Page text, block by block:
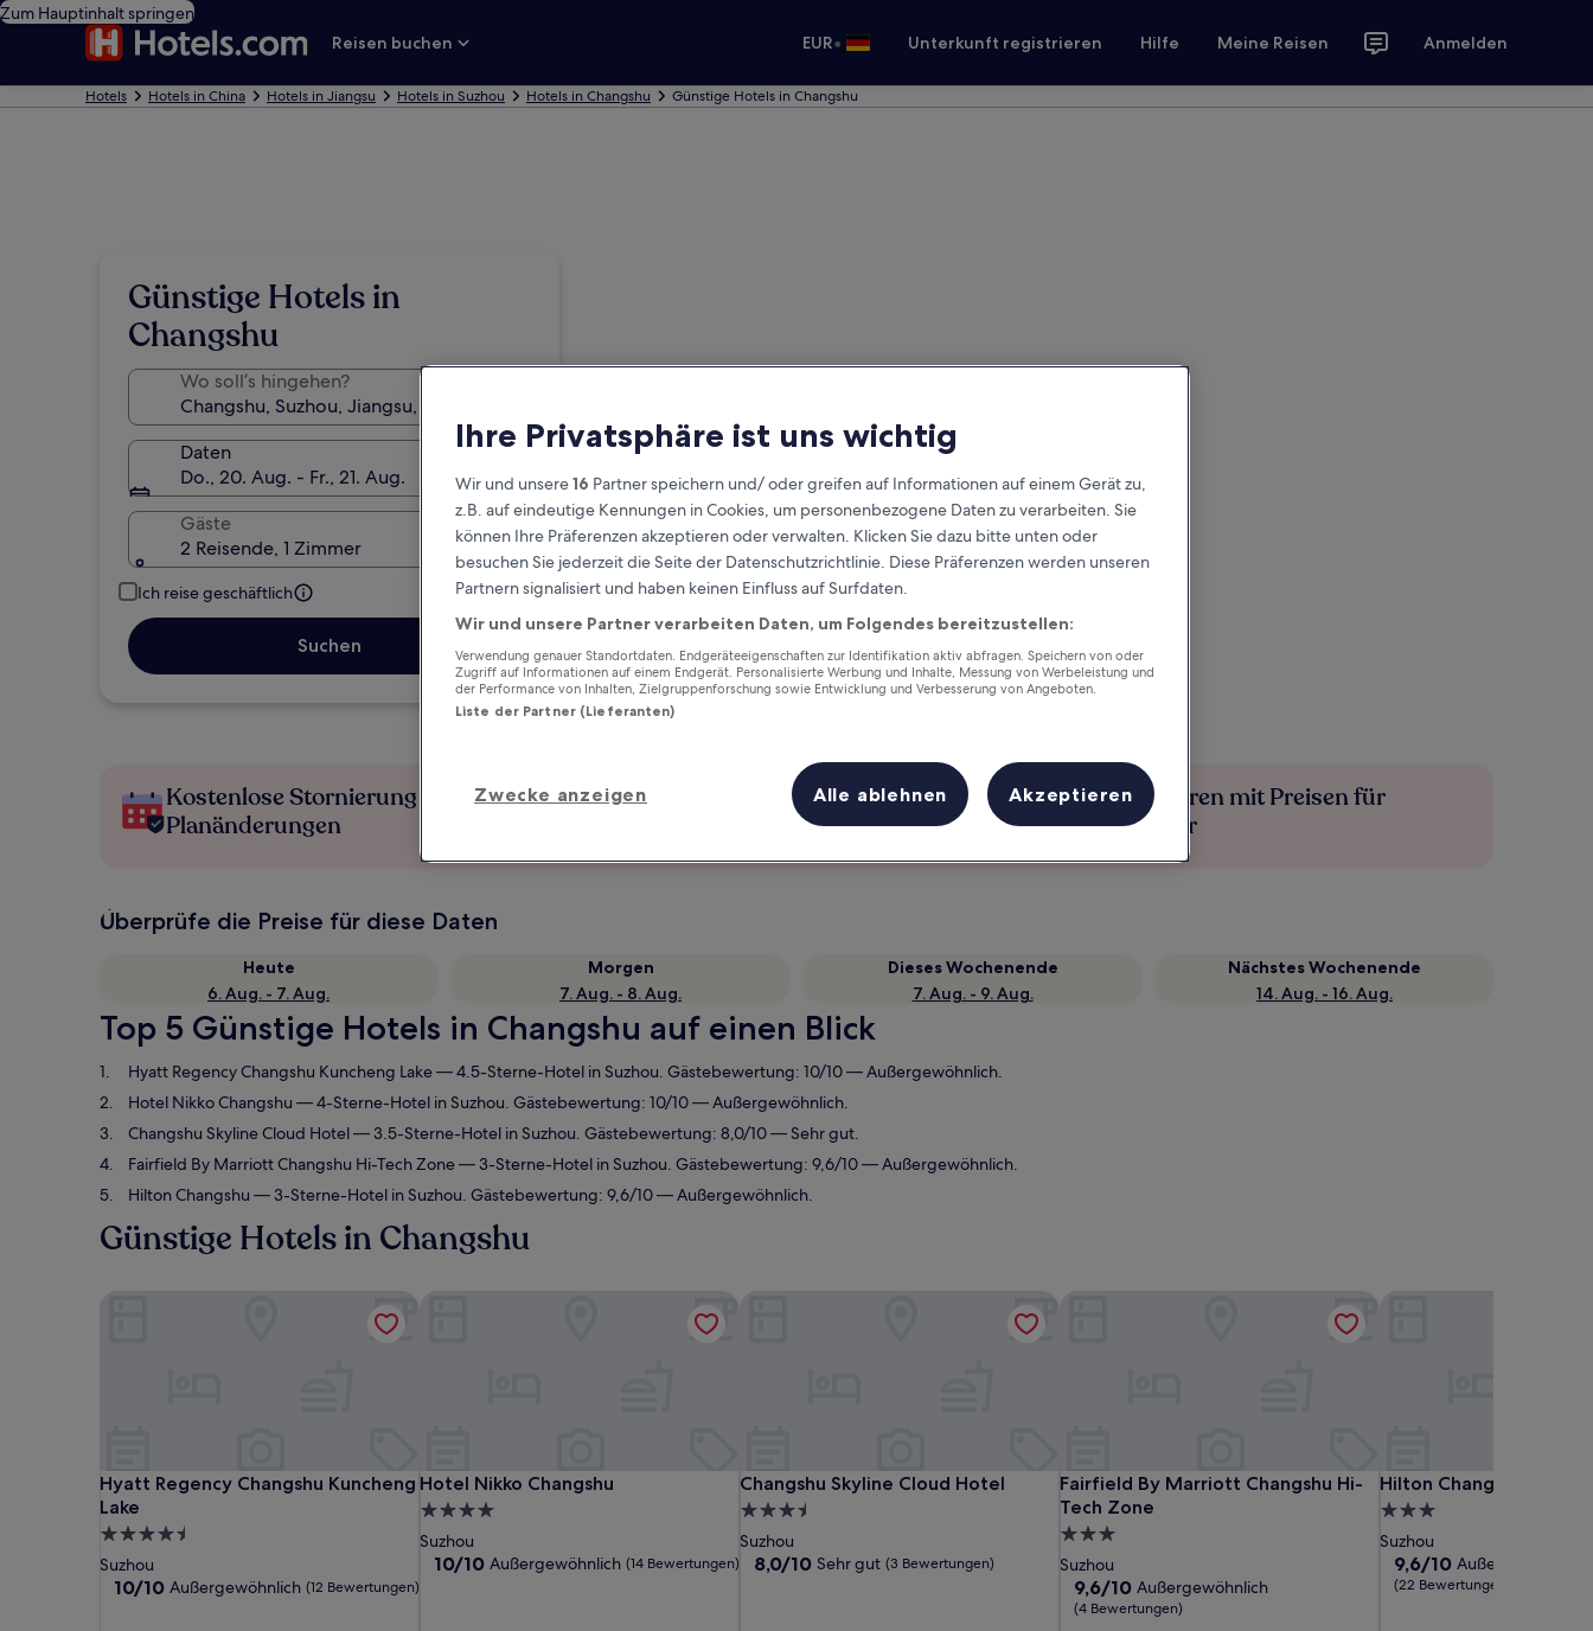
Zum Hauptinhalt springen
Reisen buchen
EUR• Unterkunft registrieren Hilfe Meine Reisen Anmelden
Hotels Hotels in China Hotels in Jiangsu Hotels in Suzhou Hotels in Changshu Günstige Hotels in Changshu
Günstige Hotels in
Changshu
Wo soll’s hingehen?
Daten
Do., 20. Aug. - Fr., 21. Aug.
Gäste
2 Reisende, 1 Zimmer
Ich reise geschäftlich
Suchen
Kostenlose Stornierung bei
Planänderungen
Verdiene Prämien für jede
wahrgenommene Übernachtung
Mehr sparen mit Preisen für
Mitglieder
Überprüfe die Preise für diese Daten
Heute
6. Aug. - 7. Aug.
Morgen
7. Aug. - 8. Aug.
Dieses Wochenende
7. Aug. - 9. Aug.
Nächstes Wochenende
14. Aug. - 16. Aug.
Top 5 Günstige Hotels in Changshu auf einen Blick
Hyatt Regency Changshu Kuncheng Lake— 4.5-Sterne-Hotel in Suzhou. Gästebewertung: 10/10 — Außergewöhnlich.
Hotel Nikko Changshu — 4-Sterne-Hotel in Suzhou. Gästebewertung: 10/10 — Außergewöhnlich.
Changshu Skyline Cloud Hotel— 3.5-Sterne-Hotel in Suzhou. Gästebewertung: 8,0/10 — Sehr gut.
Fairfield By Marriott Changshu Hi-Tech Zone— 3-Sterne-Hotel in Suzhou. Gästebewertung: 9,6/10 — Außergewöhnlich.
Hilton Changshu — 3-Sterne-Hotel in Suzhou. Gästebewertung: 9,6/10 — Außergewöhnlich.
Günstige Hotels in Changshu
Hyatt Regency Changshu Kuncheng
Lake
Hyatt Regency Changshu Kuncheng Lake
4.5-
Sterne-
Unterkunft
Suzhou
10.0
10/10 Außergewöhnlich (12 Bewertungen)
Hyatt Regency Changshu Kuncheng Lake
Hotel Nikko Changshu
Hotel Nikko Changshu
4.0-
Sterne-
Unterkunft
Suzhou
10.0
10/10 Außergewöhnlich (14 Bewertungen)
Changshu Skyline Cloud Hotel
Changshu Skyline Cloud Hotel
3.5-
Sterne-
Unterkunft
Suzhou
8.0
8,0/10 Sehr gut (3 Bewertungen)
Fairfield By Marriott Changshu Hi-
Tech Zone
Fairfield By Marriott Changshu Hi-Tech Zone
3.0-
Sterne-
Unterkunft
Suzhou
9.6
von
9,6/10 Außergewöhnlich
(4 Bewertungen)
Fairfield By Marriott Changshu Hi-Tech Zone
Hilton Changshu
Hilton Changshu
3.0-
Sterne-
Unterkunft
Suzhou
9.6
von
9,6/10 Außergewöhnlich
(22 Bewertungen)
Ihre Privatsphäre ist uns wichtig
Wir und unsere16 Partner speichern und/ oder greifen auf Informationen auf einem Gerät zu,
z.B. auf eindeutige Kennungen in Cookies, um personenbezogene Daten zu verarbeiten. Sie
können Ihre Präferenzen akzeptieren oder verwalten. Klicken Sie dazu bitte unten oder
besuchen Sie jederzeit die Seite der Datenschutzrichtlinie. Diese Präferenzen werden unseren
Partnern signalisiert und haben keinen Einfluss auf Surfdaten.
Wir und unsere Partner verarbeiten Daten, um Folgendes bereitzustellen:
Verwendung genauer Standortdaten. Endgeräteeigenschaften zur Identifikation aktiv abfragen. Speichern von oder
Zugriff auf Informationen auf einem Endgerät. Personalisierte Werbung und Inhalte, Messung von Werbeleistung und
der Performance von Inhalten, Zielgruppenforschung sowie Entwicklung und Verbesserung von Angeboten.
Liste der Partner (Lieferanten)
Zwecke anzeigen Alle ablehnen Akzeptieren